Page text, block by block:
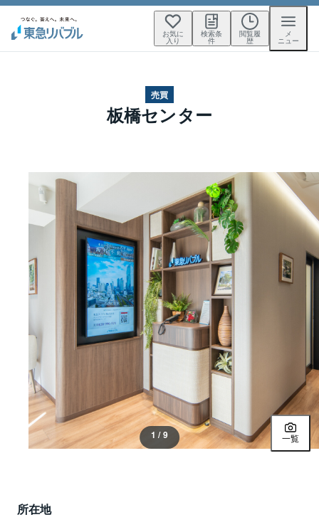
お気に
入り
検索条
件
閲覧履
歴
メ
ニュー
売買
板橋センター
1 / 9 一覧
所在地